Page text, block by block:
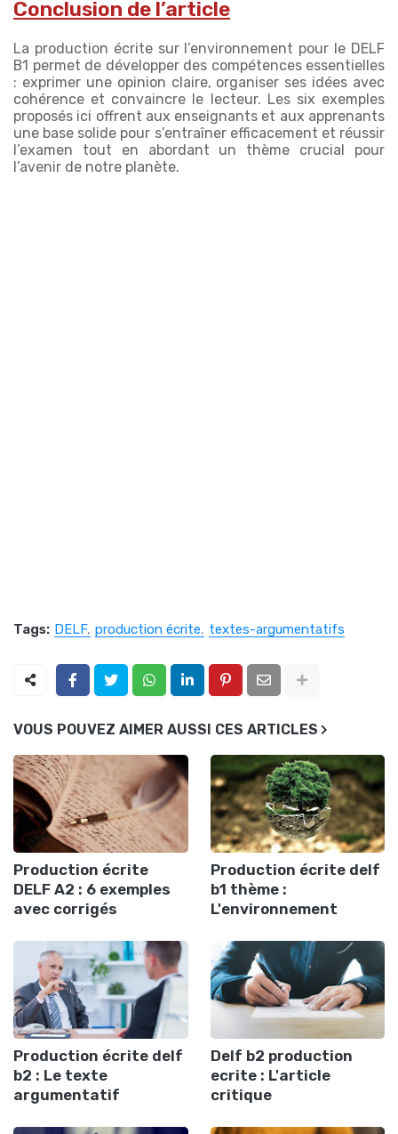
Conclusion de l’article
La production écrite sur l’environnement pour le DELF
B1 permet de développer des compétences essentielles
: exprimer une opinion claire, organiser ses idées avec
cohérence et convaincre le lecteur. Les six exemples
proposés ici offrent aux enseignants et aux apprenants
une base solide pour s’entraîner efficacement et réussir
l’examen tout en abordant un thème crucial pour
l’avenir de notre planète.
Tags: DELF production écrite textes-argumentatifs
VOUS POUVEZ AIMER AUSSI CES ARTICLES
Production écrite
DELF A2 : 6 exemples
avec corrigés
Production écrite delf
b1 thème :
L'environnement
Production écrite delf
b2 : Le texte
argumentatif
Delf b2 production
ecrite : L'article
critique